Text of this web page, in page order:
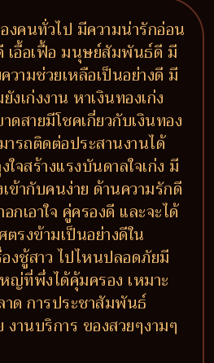
งคนทั่วไป มีความน่ารักอ่อน
เอื้อเฟื้อ มนุษย์สัมพันธ์ดี มี
วามช่วยเหลือเป็นอย่างดี มี
เก่งงาน หาเงินทองเก่ง
ดสายมีโชคเกี่ยวกับเงินทอง
ารถติดต่อประสานงานได้
จสร้างแรงบันดาลใจเก่ง มี
ข้ากับคนง่าย ด้านความรักดี
กเอาใจ คู่ครองดี และจะได้
รงข้ามเป็นอย่างดีใน
งชู้สาว ไปไหนปลอดภัยมี
ญ่ที่พึ่งได้คุ้มครอง เหมาะ
ด การประชาสัมพันธ์
านบริการ ของสวยๆงามๆ